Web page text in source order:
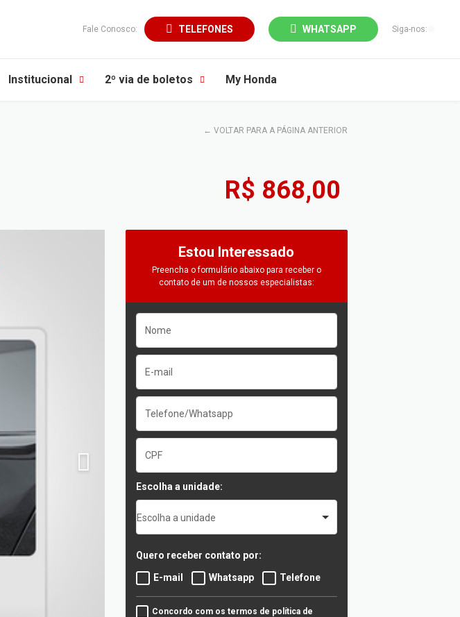
Fale Conosco: TELEFONES WHATSAPP Siga-nos:
Institucional 2º via de boletos My Honda
← VOLTAR PARA A PÁGINA ANTERIOR
R$ 868,00
Estou Interessado
Preencha o formulário abaixo para receber o
contato de um de nossos especialistas:
Escolha a unidade:
Escolha a unidade
Quero receber contato por:
E-mail
Whatsapp Telefone
Concordo com os termos de política de